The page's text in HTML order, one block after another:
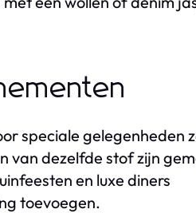
speciale gelegenheden
van dezelfde stof zijn
en luxe diners
toevoegen.